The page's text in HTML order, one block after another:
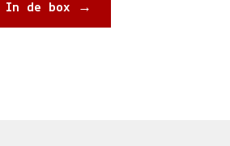
In de box →